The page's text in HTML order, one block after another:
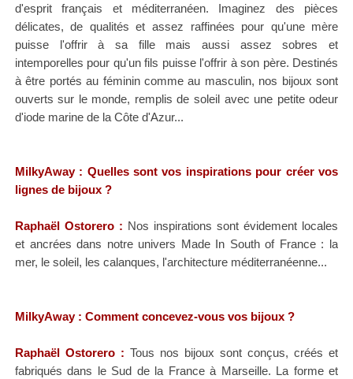
d'esprit français et méditerranéen. Imaginez des pièces
délicates, de qualités et assez raffinées pour qu'une mère
puisse l'offrir à sa fille mais aussi assez sobres et
intemporelles pour qu'un fils puisse l'offrir à son père. Destinés
à être portés au féminin comme au masculin, nos bijoux sont
ouverts sur le monde, remplis de soleil avec une petite odeur
d'iode marine de la Côte d'Azur...
MilkyAway : Quelles sont vos inspirations pour créer vos
lignes de bijoux ?
Raphaël Ostorero: Nos inspirations sont évidement locales
et ancrées dans notre univers Made In South of France : la
mer, le soleil, les calanques, l'architecture méditerranéenne...
MilkyAway : Comment concevez-vous vos bijoux ?
Raphaël Ostorero: Tous nos bijoux sont conçus, créés et
fabriqués dans le Sud de la France à Marseille. La forme et